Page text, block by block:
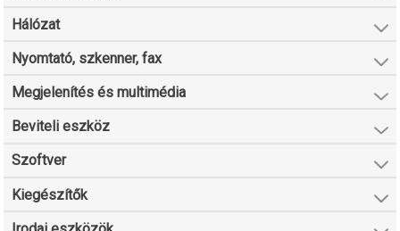
Hálózat
Nyomtató, szkenner, fax
Megjelenítés és multimédia
Beviteli eszköz
Szoftver
Kiegészítők